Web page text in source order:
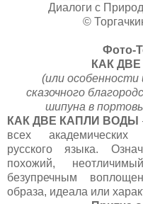
Диалоги с
©
Фото-
КАК
(или особенности
сказочного
шипуна в
КАК ДВЕ КАПЛИ ВОДЫ
всех академических
русского языка.
похожий,
безупречным
образа, идеала или